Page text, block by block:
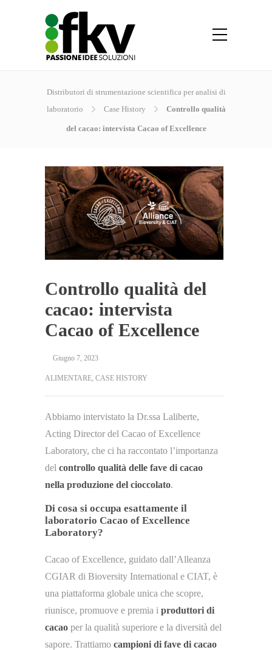
Distributori di strumentazione scientifica per analisi di
laboratorio
Case History Controllo qualità
del cacao: intervista Cacao of Excellence
Controllo qualità del
cacao: intervista
Cacao of Excellence
Giugno 7, 2023
ALIMENTARE, CASE HISTORY
Abbiamo intervistato la Dr.ssa Laliberte,
Acting Director del Cacao of Excellence
Laboratory, che ci ha raccontato l’importanza
del controllo qualità delle fave di cacao
nella produzione del cioccolato.
Di cosa si occupa esattamente il
laboratorio Cacao of Excellence
Laboratory?
Cacao of Excellence, guidato dall’Alleanza
CGIAR di Bioversity International e CIAT, è
una piattaforma globale unica che scopre,
riunisce, promuove e premia i produttori di
cacao per la qualità superiore e la diversità del
sapore. Trattiamo campioni di fave di cacao